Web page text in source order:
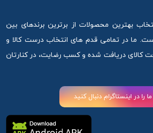
بهترین محصولات از برترین برندهای بین
است. ما در تمامی قدم های انتخاب درست کالا و
کالای دریافت شده و کسب رضایت، در کنارتان
ما را در اینستاگرام دنبال کنید